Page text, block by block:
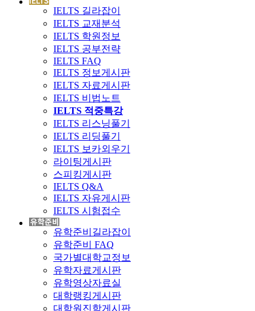
IELTS 길라잡이
IELTS 교재분석
IELTS 학원정보
IELTS 공부전략
IELTS FAQ
IELTS 정보게시판
IELTS 자료게시판
IELTS 비법노트
IELTS 적중특강
IELTS 리스닝풀기
IELTS 리딩풀기
IELTS 보카외우기
라이팅게시판
스피킹게시판
IELTS Q&A
IELTS 자유게시판
IELTS 시험접수
유학준비길라잡이
유학준비 FAQ
국가별대학교정보
유학자료게시판
유학영상자료실
대학랭킹게시판
대학원진학게시판